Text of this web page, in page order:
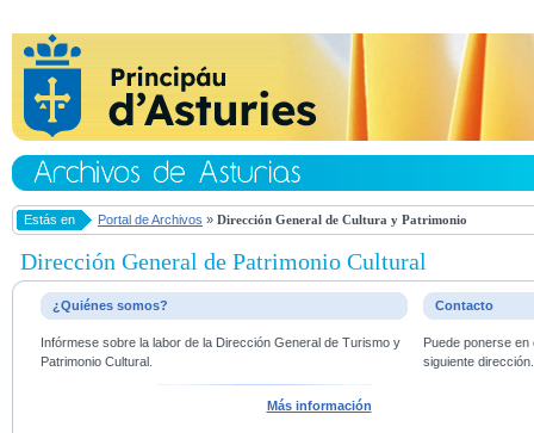
Estás en Portal de Archivos » Dirección General de Cultura y Patrimonio
Dirección General de Patrimonio Cultural
¿Quiénes somos?
Infórmese sobre la labor de la Dirección General de Turismo y
Patrimonio Cultural.
Más información
Contacto
Puede ponerse
siguiente dirección.